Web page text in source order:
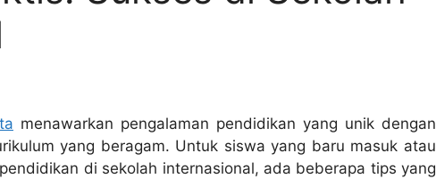
menawarkan pengalaman pendidikan yang unik dengan
yang beragam. Untuk siswa yang baru masuk atau
di sekolah internasional, ada beberapa tips yang